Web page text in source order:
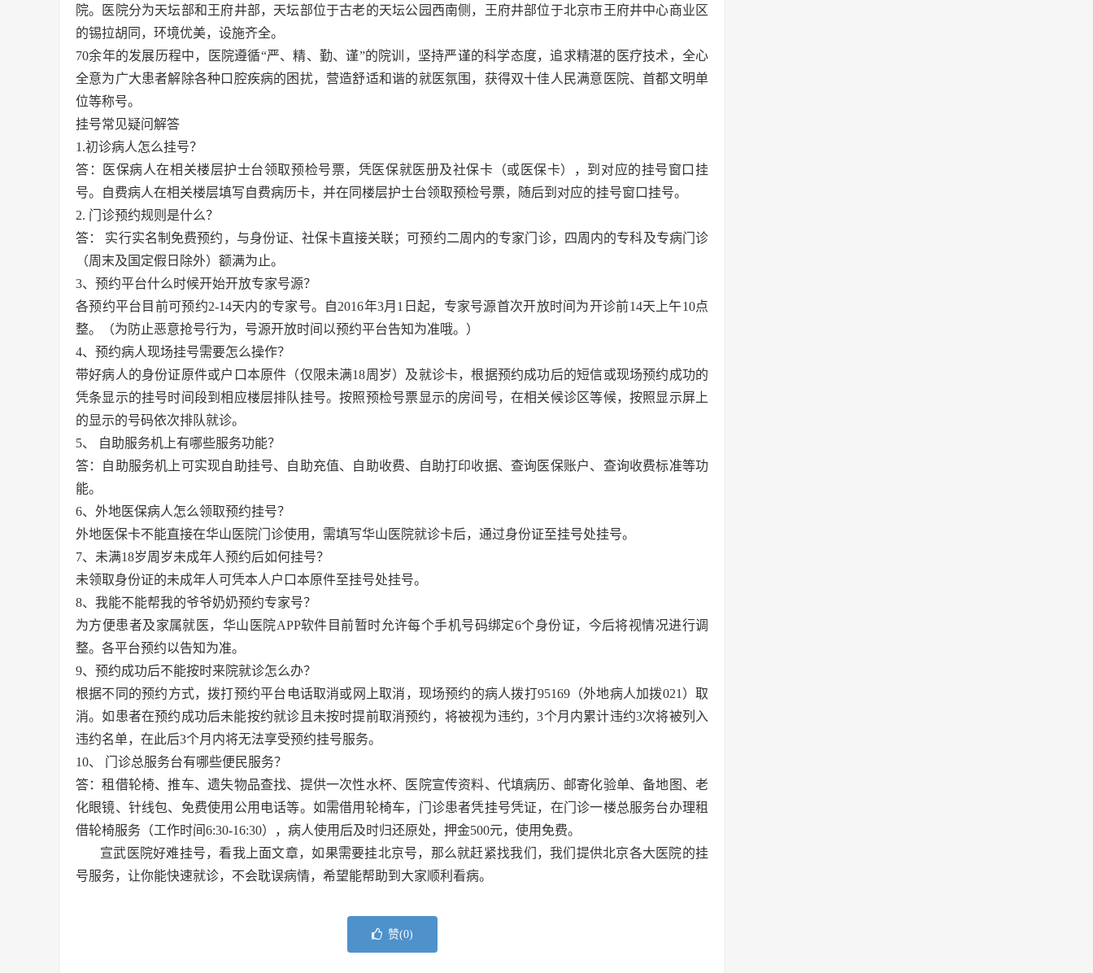
院。医院分为天坛部和王府井部，天坛部位于古老的天坛公园西南侧，王府井部位于北京市王府井中心商业区
的锡拉胡同，环境优美，设施齐全。
70余年的发展历程中，医院遵循“严、精、勤、谨”的院训，坚持严谨的科学态度，追求精湛的医疗技术，全心
全意为广大患者解除各种口腔疾病的困扰，营造舒适和谐的就医氛围，获得双十佳人民满意医院、首都文明单
位等称号。
挂号常见疑问解答
1.初诊病人怎么挂号？
答：医保病人在相关楼层护士台领取预检号票，凭医保就医册及社保卡（或医保卡），到对应的挂号窗口挂
号。自费病人在相关楼层填写自费病历卡，并在同楼层护士台领取预检号票，随后到对应的挂号窗口挂号。
2. 门诊预约规则是什么？
答： 实行实名制免费预约，与身份证、社保卡直接关联；可预约二周内的专家门诊，四周内的专科及专病门诊
（周末及国定假日除外）额满为止。
3、预约平台什么时候开始开放专家号源？
各预约平台目前可预约2-14天内的专家号。自2016年3月1日起，专家号源首次开放时间为开诊前14天上午10点
整。（为防止恶意抢号行为，号源开放时间以预约平台告知为准哦。）
4、预约病人现场挂号需要怎么操作？
带好病人的身份证原件或户口本原件（仅限未满18周岁）及就诊卡，根据预约成功后的短信或现场预约成功的
凭条显示的挂号时间段到相应楼层排队挂号。按照预检号票显示的房间号，在相关候诊区等候，按照显示屏上
的显示的号码依次排队就诊。
5、 自助服务机上有哪些服务功能？
答：自助服务机上可实现自助挂号、自助充值、自助收费、自助打印收据、查询医保账户、查询收费标准等功
能。
6、外地医保病人怎么领取预约挂号？
外地医保卡不能直接在华山医院门诊使用，需填写华山医院就诊卡后，通过身份证至挂号处挂号。
7、未满18岁周岁未成年人预约后如何挂号？
未领取身份证的未成年人可凭本人户口本原件至挂号处挂号。
8、我能不能帮我的爷爷奶奶预约专家号？
为方便患者及家属就医，华山医院APP软件目前暂时允许每个手机号码绑定6个身份证，今后将视情况进行调
整。各平台预约以告知为准。
9、预约成功后不能按时来院就诊怎么办？
根据不同的预约方式，拨打预约平台电话取消或网上取消，现场预约的病人拨打95169（外地病人加拨021）取
消。如患者在预约成功后未能按约就诊且未按时提前取消预约，将被视为违约，3个月内累计违约3次将被列入
违约名单，在此后3个月内将无法享受预约挂号服务。
10、 门诊总服务台有哪些便民服务？
答：租借轮椅、推车、遗失物品查找、提供一次性水杯、医院宣传资料、代填病历、邮寄化验单、备地图、老
化眼镜、针线包、免费使用公用电话等。如需借用轮椅车，门诊患者凭挂号凭证，在门诊一楼总服务台办理租
借轮椅服务（工作时间6:30-16:30），病人使用后及时归还原处，押金500元，使用免费。
宣武医院好难挂号，看我上面文章，如果需要挂北京号，那么就赶紧找我们，我们提供北京各大医院的挂
号服务，让你能快速就诊，不会耽误病情，希望能帮助到大家顺利看病。
赞(0)